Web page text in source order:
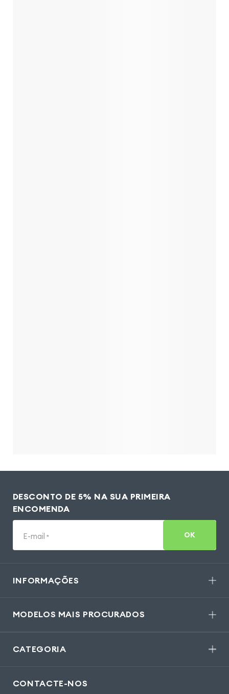
DESCONTO DE 5% NA SUA PRIMEIRA
ENCOMENDA
E-mail * OK
INFORMAÇÕES
MODELOS MAIS PROCURADOS
CATEGORIA
CONTACTE-NOS